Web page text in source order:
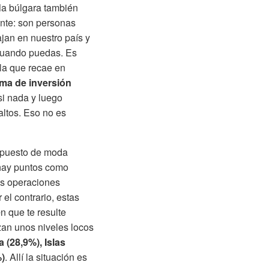
búlgara también
son personas
en nuestro país y
puedas. Es
que recae en
de inversión
nada y luego
Eso no es
de moda
puntos como
operaciones
el contrario, estas
que te resulte
unos niveles locos
(28,9%), Islas
. Allí la situación es